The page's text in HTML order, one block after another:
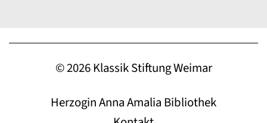
© 2026 Klassik Stiftung Weimar
Herzogin Anna Amalia Bibliothek